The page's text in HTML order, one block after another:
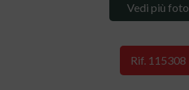
Vedi più foto
Rif. 115308